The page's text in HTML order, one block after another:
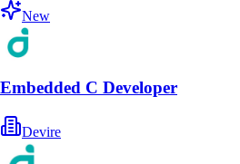
New
Embedded C Developer
Devire